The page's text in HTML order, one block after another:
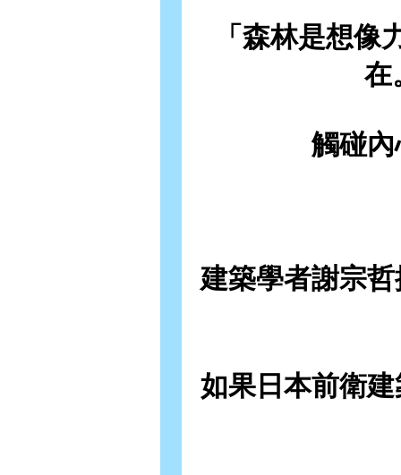
「森林是想
觸碰
建築學者謝宗
如果日本前衛